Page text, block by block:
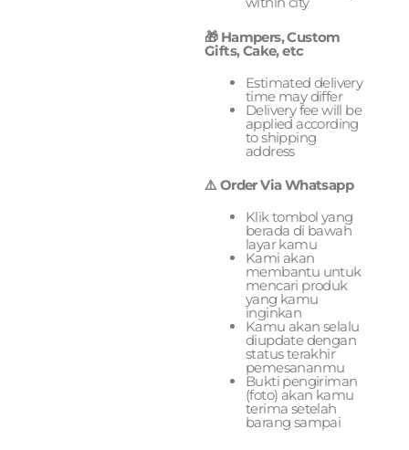
🎁 Hampers, Custom
Gifts, Cake, etc
Estimated delivery
time may differ
Delivery fee will be
applied according
to shipping
address
⚠️ Order Via Whatsapp
Klik tombol yang
berada di bawah
layar kamu
Kami akan
membantu untuk
mencari produk
yang kamu
inginkan
Kamu akan selalu
diupdate dengan
status terakhir
pemesananmu
Bukti pengiriman
(foto) akan kamu
terima setelah
barang sampai